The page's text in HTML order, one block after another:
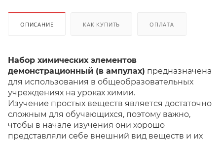
ОПИСАНИЕ КАК КУПИТЬ ОПЛАТА
Набор химических элементов
демонстрационный (в ампулах) предназначена
для использования в общеобразовательных
учреждениях на уроках химии.
Изучение простых веществ является достаточно
сложным для обучающихся, поэтому важно,
чтобы в начале изучения они хорошо
представляли себе внешний вид веществ и их